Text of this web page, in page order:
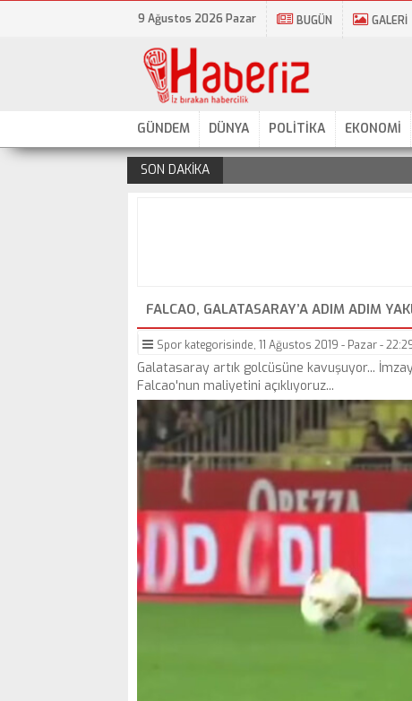
9 Ağustos 2026 Pazar BUGÜN GALERİ
GÜNDEM DÜNYA POLİTİKA EKONOMİ
SON DAKİKA
FALCAO, GALATASARAY’A ADIM ADIM
Spor kategorisinde, 11 Ağustos 2019 - Pazar -
Galatasaray artık golcüsüne kavuşuyor...
Falcao'nun maliyetini açıklıyoruz...
Video
Player